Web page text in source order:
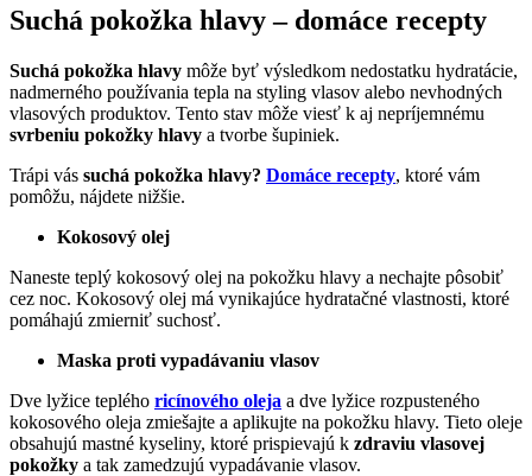
Suchá pokožka hlavy – domáce recepty
Suchá pokožka hlavy môže byť výsledkom nedostatku hydratácie,
nadmerného používania tepla na styling vlasov alebo nevhodných
vlasových produktov. Tento stav môže viesť k aj nepríjemnému
svrbeniu pokožky hlavy a tvorbe šupiniek.
Trápi vás suchá pokožka hlavy? Domáce recepty, ktoré vám
pomôžu, nájdete nižšie.
Kokosový olej
Naneste teplý kokosový olej na pokožku hlavy a nechajte pôsobiť
cez noc. Kokosový olej má vynikajúce hydratačné vlastnosti, ktoré
pomáhajú zmierniť suchosť.
Maska proti vypadávaniu vlasov
Dve lyžice teplého ricínového oleja a dve lyžice rozpusteného
kokosového oleja zmiešajte a aplikujte na pokožku hlavy. Tieto oleje
obsahujú mastné kyseliny, ktoré prispievajú k zdraviu vlasovej
pokožky a tak zamedzujú vypadávanie vlasov.